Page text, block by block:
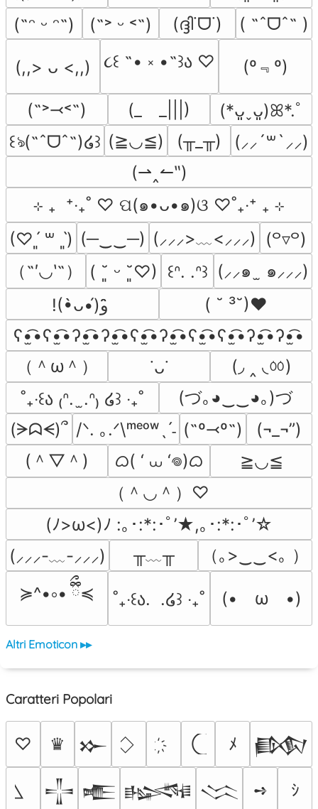
(˶ᵔ ᵕ ᵔ˶)
(˶˃ ᵕ ˂˶) (ദ്ദി˙ᗜ˙) ( ˶ˆᗜˆ˵ )
(,,> ᴗ <,,) ૮꒰ ˶• ༝ •˶꒱ა ♡ (º﹃º)
(˶˃⤙˂˶) (_　_|||)
(*ᴗ͈ˬᴗ͈)ꕤ*.ﾟ
꒰ঌ(˶ˆᗜˆ˵)໒꒱ (≧◡≦) (╥_╥)
(⸝⸝´꒳`⸝⸝)
(⇀‸↼‶)
⊹ ₊  ⁺‧₊˚ ♡ ପ(๑•ᴗ•๑)ଓ ♡˚₊‧⁺ ₊ ⊹
(♡ˊ͈ ꒳ ˋ͈) (─‿‿─) (⸝⸝⸝>﹏<⸝⸝⸝) (꒪▿꒪)
（˶′◡‵˶）
( ˘͈ ᵕ ˘͈♡) ꒰ᐢ. .ᐢ꒱ (⸝⸝๑  ̫ ๑⸝⸝⸝)
( ˘ ³˘)♥
ʕ•̫͡•ʕ•̫͡•ʔ•̫͡•ʔ•̫͡•ʕ•̫͡•ʔ•̫͡•ʕ•̫͡•ʕ•̫͡•ʔ•̫͡•ʔ•̫͡•
（＾ω＾）
˙ᴗ˙
(◞ ‸ ◟ㆀ)
˚₊‧꒰ა ₍ᐢ.  ̫.ᐢ₎ ໒꒱ ‧₊˚
(づ｡◕‿‿◕｡)づ
(ᗒᗣᗕ)՞ /ᐠ. ｡.ᐟ\ᵐᵉᵒʷˎˊ˗ (˶º⤙º˶)
(¬_¬”)
(＾▽＾)
ᜊ( ‘ ⩊ ‘𖦹)ᜊ
≧◡≦
（＾◡＾）♡
(ﾉ>ω<)ﾉ :｡･:*:･ﾟ’★,｡･:*:･ﾟ’☆
(⸝⸝⸝-﹏-⸝⸝⸝)
╥﹏╥
（｡>‿‿<｡ ）
≽^•༚• ྀིྀ≼
˚₊‧꒰ა.  .໒꒱ ‧₊˚ (•　ω　•)
Altri Emoticon ▸▸
Caratteri Popolari
♡ ♛ 𒁍 ﾒ 𒁃
𒋲 𒍫 𒈙 𒈱 ➺ ｼ